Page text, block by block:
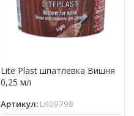
Lite Plast шпатлевка Вишня
0,25 мл
Артикул: LK09798